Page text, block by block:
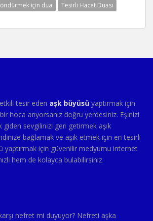
için dua
Tesirli Hacet Duası
etkili tesir eden aşk büyüsü yaptırmak için
hoca arıyorsanız doğru yerdesiniz. Eşinizi
giden sevgilinizi geri getirmek aşık
bağlamak ve aşık etmek için en tesirli
yaptırmak için güvenilir medyumu internet
hem de kolayca bulabilirsiniz.
nefret mi duyuyor? Nefreti aşka